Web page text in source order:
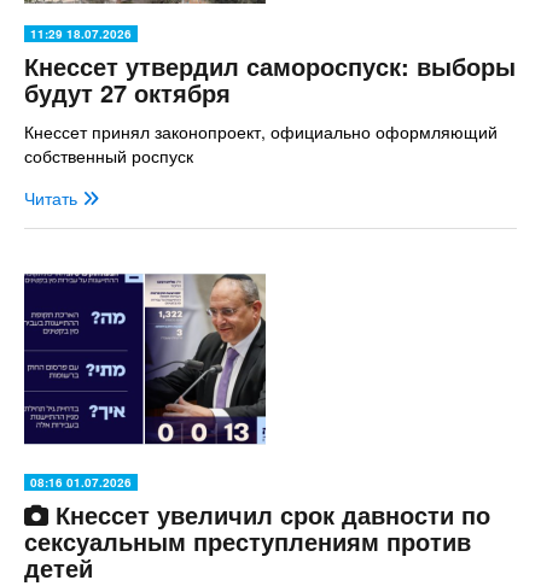
11:29 18.07.2026
Кнессет утвердил самороспуск: выборы
будут 27 октября
Кнессет принял законопроект, официально оформляющий
собственный роспуск
Читать
08:16 01.07.2026
Кнессет увеличил срок давности по
сексуальным преступлениям против
детей